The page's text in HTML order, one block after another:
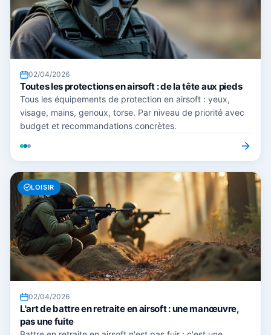
02/04/2026
Toutes les protections en airsoft : de la tête aux pieds
Tous les équipements de protection en airsoft : yeux,
visage, mains, genoux, torse. Par niveau de priorité avec
budget et recommandations concrètes.
LOISIR
02/04/2026
L'art de battre en retraite en airsoft : une manœuvre,
pas une fuite